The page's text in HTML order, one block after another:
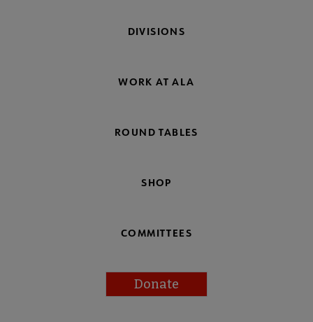
DIVISIONS
WORK AT ALA
ROUND TABLES
SHOP
COMMITTEES
Donate